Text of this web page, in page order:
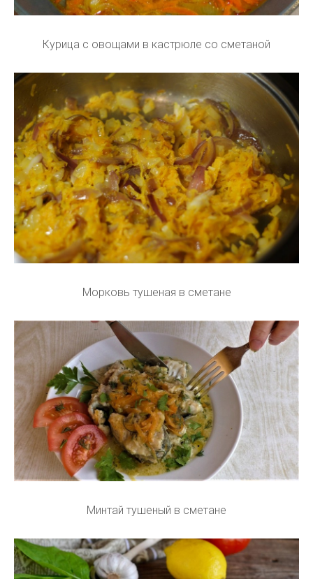
Курица с овощами в кастрюле со сметаной
Морковь тушеная в сметане
Минтай тушеный в сметане